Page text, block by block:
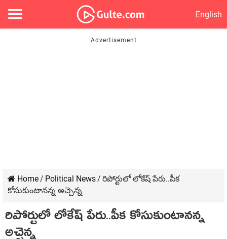
English
Home/ Political News/ రిపోర్టులో లోకేష్ పేరు..పీక
కోసుకుంటానన్న అచ్చెన్న
రిపోర్టులో లోకేష్ పేరు..పీక కోసుకుంటానన్న